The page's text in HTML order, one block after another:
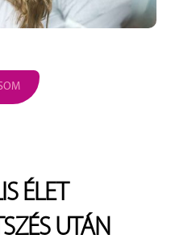
ÉLET
UTÁN